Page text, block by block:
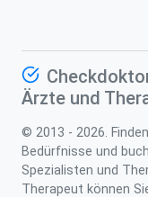
Ärzte und
© 2013 - 2026.
Bedürfnisse und
Spezialisten und
Therapeut können